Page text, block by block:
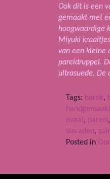
Ook dit is een
gemaakt met
hoogwaardige
Miyuki
van een kleine
pareldruppel.
ultrasuede. De
Tags: barok,
ovaal , parels,
sieraden,
Posted in